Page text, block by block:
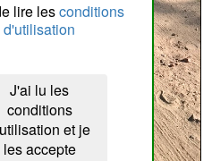
lire lesconditions
d'utilisation
J'ai lu les
conditions
et je
les accepte